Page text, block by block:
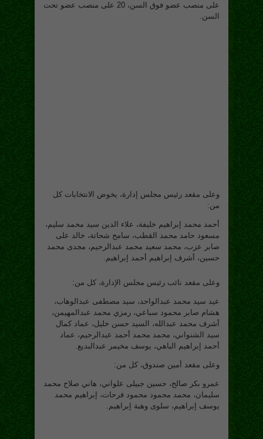
على منصب عضو فوق السن، 20 على منصب عضو تحت
السن.
وعلى مقعد رئيس مجلس إدارة، يخوض الانتخابات كل
من:
أحمد محمد إبراهيم خليفة، علاء الدين سيد محمد سليم،
مسعود حامد محمد القطب، سامح شحاتة، خالد على
صابر عزب، محمد سعيد محمد عبدالرحيم، مجدى محمد
حسين، أشرف إبراهيم أحمد إبراهيم.
وعلى مقعد نائب رئيس مجلس الإدارة، كل من:
عيد سيد محمد عبدالواحد، سيد مصطفى عبدالوهاب،
هشام صابر محمود سباعي، رمزي محمد عبدالمهيمن،
أشرف محمد عبدالله، السيد حسن خليل، عماد كمال
سيد الشنواني، محمد محمد أحمد عبدالرحيم، عماد
أحمد إبراهيم الباهي، يوسف مخيمر عبدالبديع.
وعلى مقعد أمين صندوق، كل من:
عمرو بكر صالح، حسين جبيلى علواني، هاني صلاح محمد
سليمان، محمد محمود محمود فرحات، إبراهيم محمد
يوسف إبراهيم، سلوى وهبة إبراهيم.